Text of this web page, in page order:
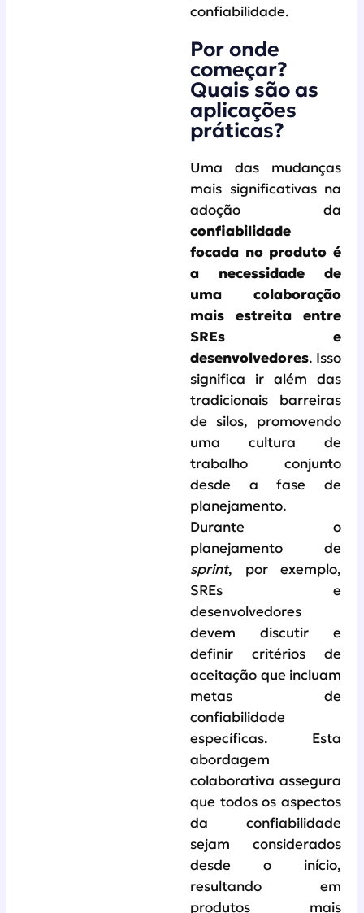
confiabilidade.
Por onde
começar?
Quais são as
aplicações
práticas?
Uma das mudanças
mais significativas na
adoção da
confiabilidade
focada no produto é
a necessidade de
uma colaboração
mais estreita entre
SREs e
desenvolvedores. Isso
significa ir além das
tradicionais barreiras
de silos, promovendo
uma cultura de
trabalho conjunto
desde a fase de
planejamento.
Durante o
planejamento de
sprint, por exemplo,
SREs e
desenvolvedores
devem discutir e
definir critérios de
aceitação que incluam
metas de
confiabilidade
específicas. Esta
abordagem
colaborativa assegura
que todos os aspectos
da confiabilidade
sejam considerados
desde o início,
resultando em
produtos mais